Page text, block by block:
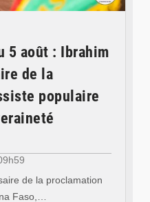
5 août : Ibrahim
de la
populaire
de la proclamation
Faso,…